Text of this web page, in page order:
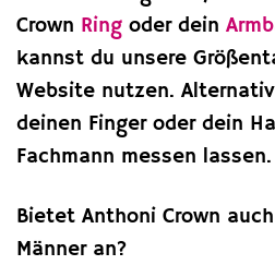
Crown Ring oder dein
kannst du unsere
Website nutzen.
deinen Finger oder dein
Fachmann messen lassen.
Bietet Anthoni Crown
Männer an?